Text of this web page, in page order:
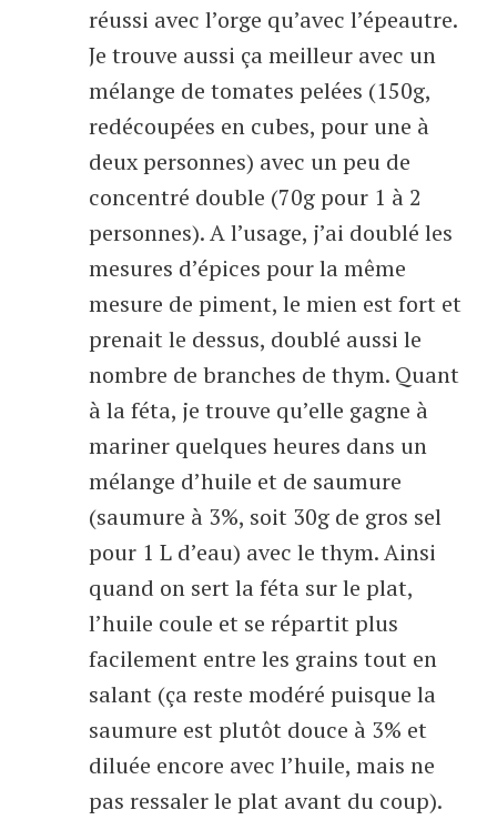
réussi avec l’orge qu’avec l’épeautre.
Je trouve aussi ça meilleur avec un
mélange de tomates pelées (150g,
redécoupées en cubes, pour une à
deux personnes) avec un peu de
concentré double (70g pour 1 à 2
personnes). A l’usage, j’ai doublé les
mesures d’épices pour la même
mesure de piment, le mien est fort et
prenait le dessus, doublé aussi le
nombre de branches de thym. Quant
à la féta, je trouve qu’elle gagne à
mariner quelques heures dans un
mélange d’huile et de saumure
(saumure à 3%, soit 30g de gros sel
pour 1 L d’eau) avec le thym. Ainsi
quand on sert la féta sur le plat,
l’huile coule et se répartit plus
facilement entre les grains tout en
salant (ça reste modéré puisque la
saumure est plutôt douce à 3% et
diluée encore avec l’huile, mais ne
pas ressaler le plat avant du coup).